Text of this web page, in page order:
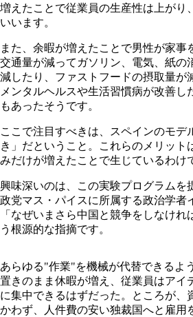
増えたことで従業員の生産性は上がり
いいます。
また、余暇が増えたことで男性が家事
交通量が減ってガソリン、電気、紙の
減したり、ファストフードの摂取量が
メンタルヘルスや生活習慣病が改善し
もあったそうです。
ここで注目すべきは、スペインのモデ
き」だということ。これらのメリット
みだけが増えたことで生じているわけ
興味深いのは、この実験プログラムを
政党マス・パイスに所属する政治学者
「なぜいまさら中国と競争をしなけ
う根源的な指摘です。
あらゆる"作業"を機械が代替できるよ
置きのまま休暇が増え、従業員はアイ
に集中できるはずだった。ところが、
かわず、人件費の安い独裁国へと雇用